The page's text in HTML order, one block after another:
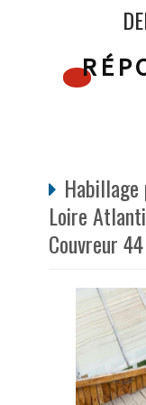
Habillage
Loire
Couvreur 44